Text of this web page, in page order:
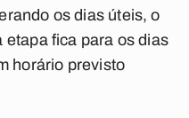
os dias úteis, o
etapa fica para os dias
horário previsto